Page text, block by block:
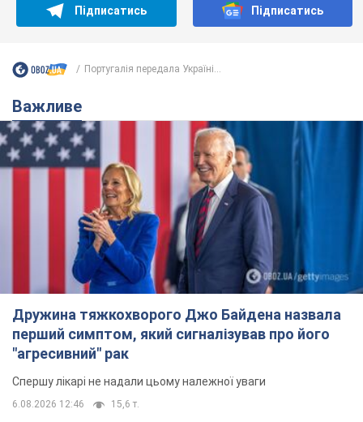
Підписатись Підписатись
Португалія передала Україні...
Важливе
Дружина тяжкохворого Джо Байдена назвала
перший симптом, який сигналізував про його
"агресивний" рак
Спершу лікарі не надали цьому належної уваги
6.08.2026 12:46 15,6 т.